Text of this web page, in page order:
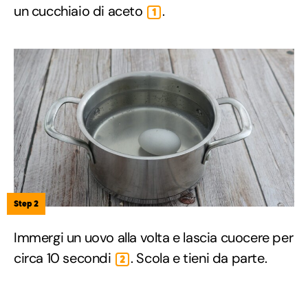
un cucchiaio di aceto
1 .
Step 2
Immergi un uovo alla volta e lascia cuocere per
circa 10 secondi
2 . Scola e tieni da parte.